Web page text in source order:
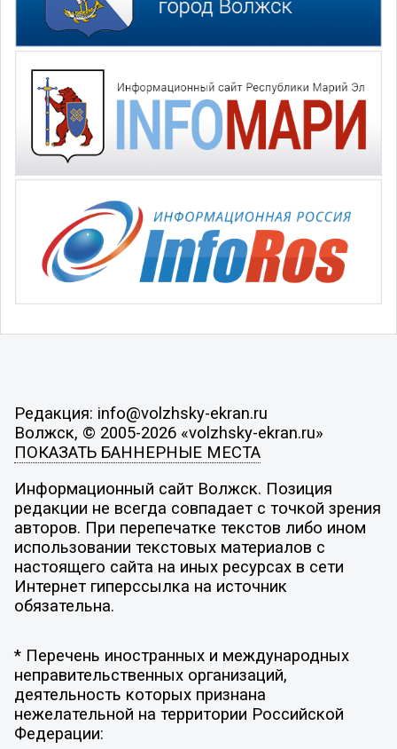
Редакция: info@volzhsky-ekran.ru
Волжск, © 2005-2026 «volzhsky-ekran.ru»
ПОКАЗАТЬ БАННЕРНЫЕ МЕСТА
Информационный сайт Волжск. Позиция
редакции не всегда совпадает с точкой зрения
авторов. При перепечатке текстов либо ином
использовании текстовых материалов с
настоящего сайта на иных ресурсах в сети
Интернет гиперссылка на источник
обязательна.
* Перечень иностранных и международных
неправительственных организаций,
деятельность которых признана
нежелательной на территории Российской
Федерации: